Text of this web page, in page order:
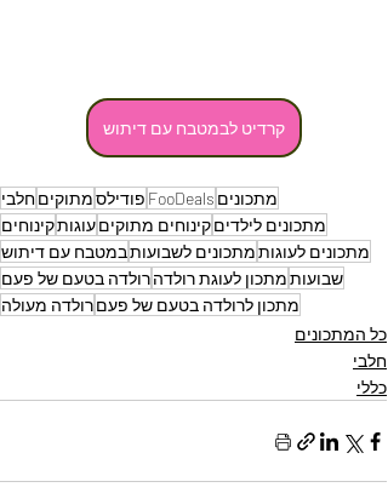
קרדיט לבמטבח עם דיתוש
מתכונים FooDeals פודילסמתוקיםחלבי
מתכונים לילדיםקינוחים מתוקיםעוגותקינוחים
מתכונים לעוגותמתכונים לשבועותבמטבח עם דיתוש
שבועותמתכון לעוגת רולדהרולדה בטעם של פעם
מתכון לרולדה בטעם של פעםרולדה מעולה
כל המתכונים
חלבי
כללי